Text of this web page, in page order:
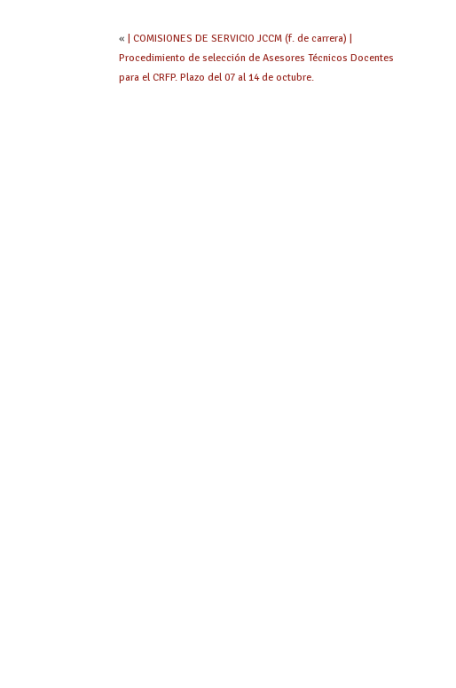
«
| COMISIONES DE SERVICIO JCCM (f. de carrera) |
Procedimiento de selección de Asesores Técnicos Docentes
para el CRFP. Plazo del 07 al 14 de octubre.